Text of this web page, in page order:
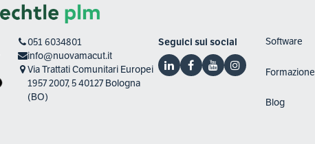
051 6034801
info@nuovamacut.it
Via Trattati Comunitari Europei
1957 2007, 5 40127 Bologna
(BO)
Seguici sui social Software
Formazione
Blog